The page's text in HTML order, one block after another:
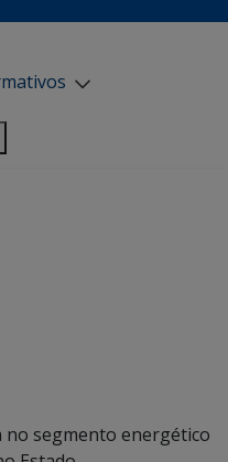
no segmento energético